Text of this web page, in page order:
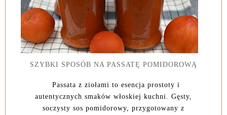
SZYBKI SPOSÓB NA PASSATĘ POMIDOROWĄ
Passata z ziołami to esencja prostoty i
autentycznych smaków włoskiej kuchni. Gęsty,
soczysty sos pomidorowy, przygotowany z